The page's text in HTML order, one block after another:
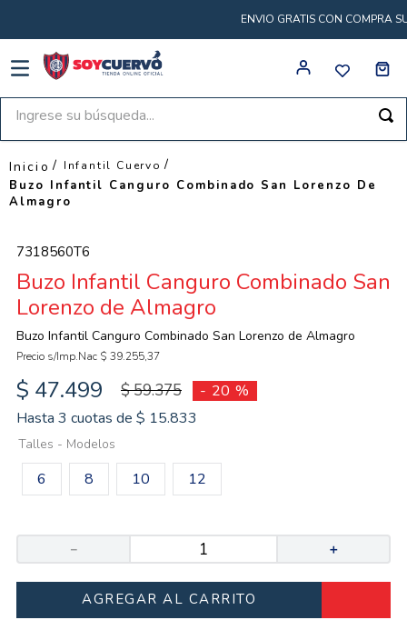
ENVIO GRATIS CON COMPRA
Ingrese su búsqueda...
Infantil Cuervo
Buzo Infantil Canguro Combinado San Lorenzo De
Almagro
7318560T6
Buzo Infantil Canguro Combinado San
Lorenzo de Almagro
Buzo Infantil Canguro Combinado San Lorenzo de Almagro
Precio s/Imp.Nac $ 39.255,37
$ 47.499 $59.375 - 20 %
Hasta 3 cuotas de $ 15.833
Talles - Modelos
6 8 10 12
＋
－
AGREGAR AL CARRITO